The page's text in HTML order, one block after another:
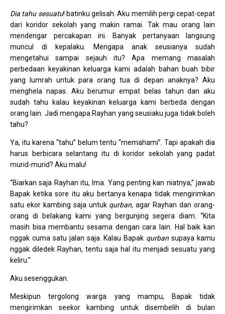
Dia tahu sesuatu! batinku gelisah. Aku memilih pergi cepat-cepat
dari koridor sekolah yang makin ramai. Tak mau orang lain
mendengar percakapan ini. Banyak pertanyaan langsung
muncul di kepalaku. Mengapa anak seusianya sudah
mengetahui sampai sejauh itu? Apa memang masalah
perbedaan keyakinan keluarga kami adalah bahan buah bibir
yang lumrah untuk para orang tua di depan anaknya? Aku
menghela napas. Aku berumur empat belas tahun dan aku
sudah tahu kalau keyakinan keluarga kami berbeda dengan
orang lain. Jadi mengapa Rayhan yang seusiaku juga tidak boleh
tahu?
Ya, itu karena “tahu” belum tentu “memahami”. Tapi apakah dia
harus berbicara selantang itu di koridor sekolah yang padat
murid-murid? Aku malu!
“Biarkan saja Rayhan itu, Ima. Yang penting kan niatnya,” jawab
Bapak ketika sore itu aku bertanya kenapa tidak mengirimkan
satu ekor kambing saja untuk qurban, agar Rayhan dan orang-
orang di belakang kami yang bergunjing segera diam. “Kita
masih bisa membantu sesama dengan cara lain. Hal baik kan
nggak cuma satu jalan saja. Kalau Bapak qurban supaya kamu
nggak diledek Rayhan, tentu saja hal itu menjadi sesuatu yang
keliru.”
Aku sesenggukan.
Meskipun tergolong warga yang mampu, Bapak tidak
mengirimkan seekor kambing untuk disembelih di bulan